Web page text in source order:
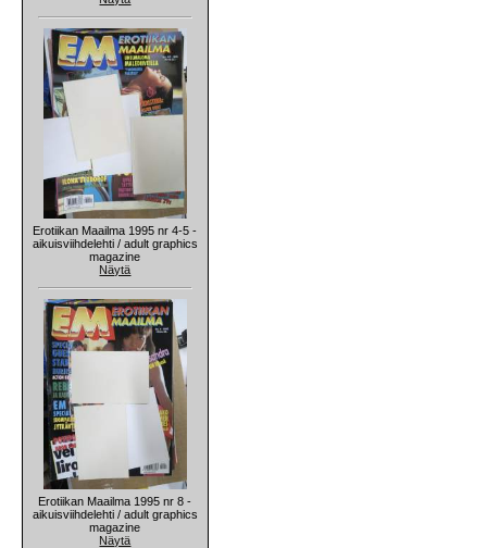
Erotiikan Maailma 1995 nr 4-5 -
aikuisviihdelehti / adult graphics
magazine
Näytä
Erotiikan Maailma 1995 nr 8 -
aikuisviihdelehti / adult graphics
magazine
Näytä